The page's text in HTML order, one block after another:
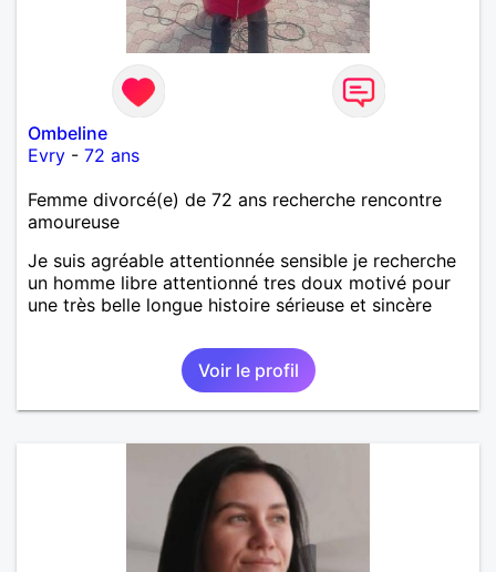
Ombeline
Evry - 72 ans
Femme divorcé(e) de 72 ans recherche rencontre
amoureuse
Je suis agréable attentionnée sensible je recherche
un homme libre attentionné tres doux motivé pour
une très belle longue histoire sérieuse et sincère
Voir le profil